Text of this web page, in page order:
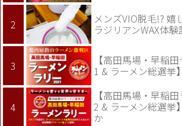
メンズVIO脱毛!? 嬉
ラジリアンWAX体験
【高田馬場・早稲
1 & ラーメン総選挙】
【高田馬場・早稲
2 & ラーメン総選挙
か